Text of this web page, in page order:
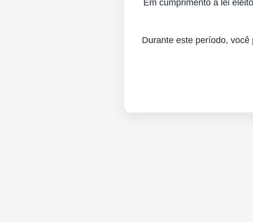
Em cumprimento à lei
Durante este período,